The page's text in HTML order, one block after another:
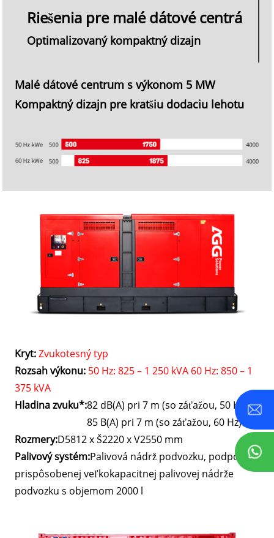
Riešenia pre malé dátové centrá
Optimalizovaný kompaktný dizajn
Malé dátové centrum s výkonom 5 MW
Kompaktný dizajn pre kratšiu dodaciu lehotu
Kryt: Zvukotesný typ
Rozsah výkonu: 50 Hz: 825 – 1 250 kVA 60 Hz: 850 – 1
375 kVA
Hladina zvuku*:82 dB(A) pri 7 m (so záťažou, 50 Hz),
85 B(A) pri 7 m (so záťažou, 60 Hz)
Rozmery:D5812 x Š2220 x V2550 mm
Palivový systém:Palivová nádrž podvozku, podpora
prispôsobenej veľkokapacitnej palivovej nádrže
podvozku s objemom 2000 l